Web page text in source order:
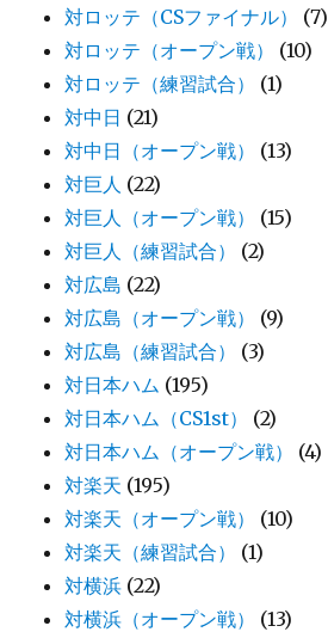
対ロッテ（CSファイナル）
(7)
対ロッテ（オープン戦）
(10)
対ロッテ（練習試合）
(1)
対中日 (21)
対中日（オープン戦）
(13)
対巨人 (22)
対巨人（オープン戦）
(15)
対巨人（練習試合）
(2)
対広島 (22)
対広島（オープン戦）
(9)
対広島（練習試合）
(3)
対日本ハム (195)
対日本ハム（CS1st）
(2)
対日本ハム（オープン戦）
(4)
対楽天 (195)
対楽天（オープン戦）
(10)
対楽天（練習試合）
(1)
対横浜 (22)
対横浜（オープン戦）
(13)